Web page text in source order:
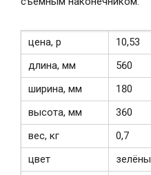
цена, р
10,53
длина, мм
560
ширина, мм
180
высота, мм
360
вес, кг
0,7
цвет